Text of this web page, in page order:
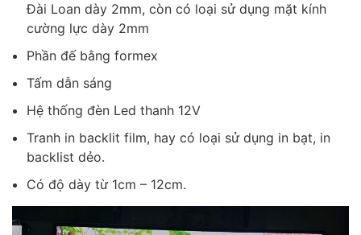
Đài Loan dày 2mm, còn có loại sử dụng mặt kính
cường lực dày 2mm
Phần đế bằng formex
Tấm dẫn sáng
Hệ thống đèn Led thanh 12V
Tranh in backlit film, hay có loại sử dụng in bạt, in
backlist dẻo.
Có độ dày từ 1cm – 12cm.